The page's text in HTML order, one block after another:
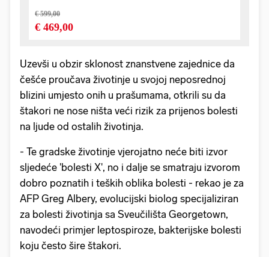
Uzevši u obzir sklonost znanstvene zajednice da
češće proučava životinje u svojoj neposrednoj
blizini umjesto onih u prašumama, otkrili su da
štakori ne nose ništa veći rizik za prijenos bolesti
na ljude od ostalih životinja.
- Te gradske životinje vjerojatno neće biti izvor
sljedeće 'bolesti X', no i dalje se smatraju izvorom
dobro poznatih i teških oblika bolesti - rekao je za
AFP Greg Albery, evolucijski biolog specijaliziran
za bolesti životinja sa Sveučilišta Georgetown,
navodeći primjer leptospiroze, bakterijske bolesti
koju često šire štakori.